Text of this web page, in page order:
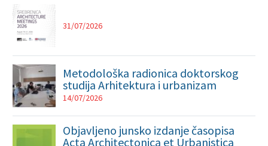
31/07/2026
Metodološka radionica doktorskog
studija Arhitektura i urbanizam
14/07/2026
Objavljeno junsko izdanje časopisa
Acta Architectonica et Urbanistica